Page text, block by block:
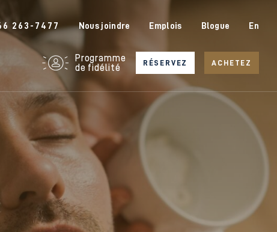
263-7477 Nous joindre Emplois Blogue En
Programme
de fidélité
RÉSERVEZ ACHETEZ